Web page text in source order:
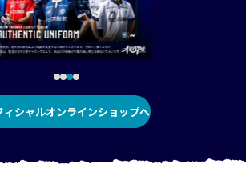
ィシャルオンラインショップへ